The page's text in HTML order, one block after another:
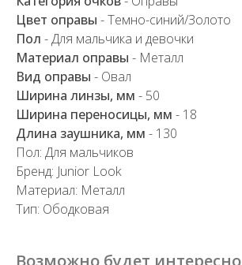
Цвет оправы - Темно-синий/Золото
Пол - Для мальчика и девочки
Материал оправы - Металл
Вид оправы - Овал
Ширина линзы, мм - 50
Ширина переносицы, мм - 18
Длина заушника, мм - 130
Пол: Для мальчиков
Бренд: Junior Look
Материал: Металл
Тип: Ободковая
Возможно будет интересно